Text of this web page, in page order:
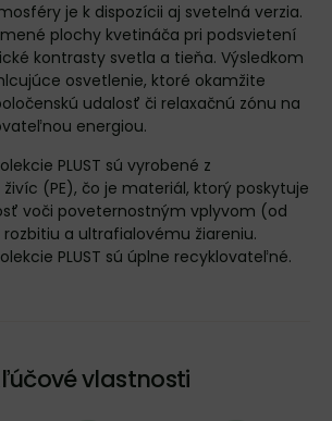
je k dispozícii aj svetelná verzia.
plochy kvetináča pri podsvietení
kontrasty svetla a tieňa. Výsledkom
osvetlenie, ktoré okamžite
udalosť či relaxačnú zónu na
energiou.
PLUST sú vyrobené z
(PE), čo je materiál, ktorý poskytuje
voči poveternostným vplyvom (od
rozbitiu a ultrafialovému žiareniu.
PLUST sú úplne recyklovateľné.
vlastnosti